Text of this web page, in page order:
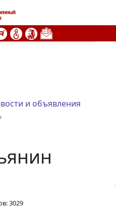
и объявления
3029